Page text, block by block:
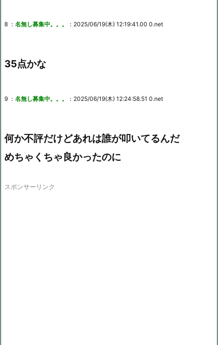
8 ： 名無し募集中。。。 ：2025/06/19(木) 12:19:41.00 0.net
35点かな
9 ： 名無し募集中。。。 ：2025/06/19(木) 12:24:58.51 0.net
何か不評だけどあれは誰が叩いてるんだ
めちゃくちゃ良かったのに
スポンサーリンク